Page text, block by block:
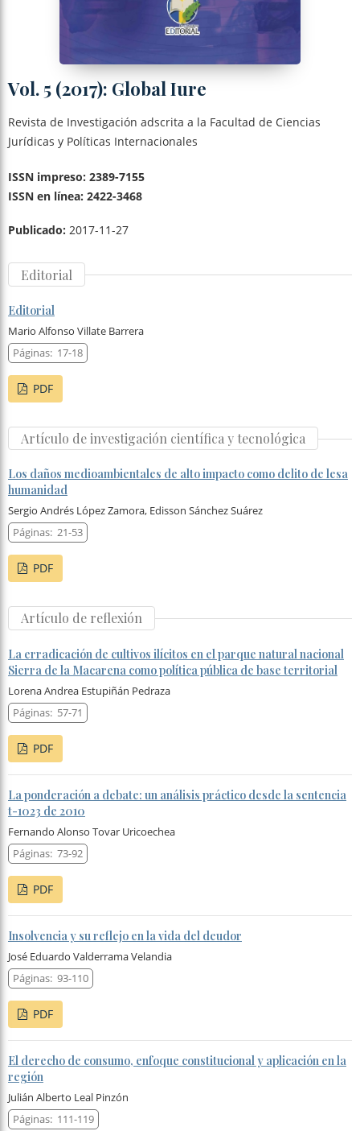
Vol. 5 (2017): Global Iure
Revista de Investigación adscrita a la Facultad de Ciencias
Jurídicas y Políticas Internacionales
ISSN impreso: 2389-7155
ISSN en línea: 2422-3468
Publicado: 2017-11-27
Editorial
Editorial
Mario Alfonso Villate Barrera
Páginas:17-18
PDF
Artículo de investigación científica y tecnológica
Los daños medioambientales de alto impacto como delito de lesa
humanidad
Sergio Andrés López Zamora, Edisson Sánchez Suárez
Páginas:21-53
PDF
Artículo de reflexión
La erradicación de cultivos ilícitos en el parque natural nacional
Sierra de la Macarena como política pública de base territorial
Lorena Andrea Estupiñán Pedraza
Páginas:57-71
PDF
La ponderación a debate: un análisis práctico desde la sentencia
t-1023 de 2010
Fernando Alonso Tovar Uricoechea
Páginas:73-92
PDF
Insolvencia y su reflejo en la vida del deudor
José Eduardo Valderrama Velandia
Páginas:93-110
PDF
El derecho de consumo, enfoque constitucional y aplicación en la
región
Julián Alberto Leal Pinzón
Páginas:111-119